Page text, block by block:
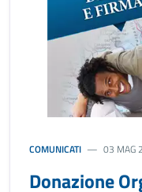
COMUNICATI 03 MAG
Donazione